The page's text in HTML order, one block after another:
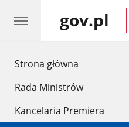
Strona główna
Rada Ministrów
Kancelaria Premiera
gov.pl